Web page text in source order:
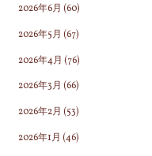
2026年6月 (60)
2026年5月 (67)
2026年4月 (76)
2026年3月 (66)
2026年2月 (53)
2026年1月 (46)